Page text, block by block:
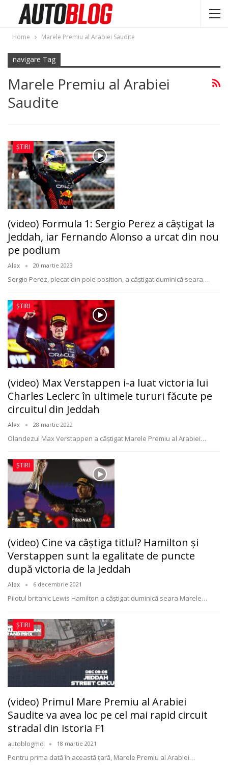
Home Marele Premiu al Arabiei Saudite
navigare Tag
Marele Premiu al Arabiei
Saudite
ȘTIRI
(video) Formula 1: Sergio Perez a câştigat la
Jeddah, iar Fernando Alonso a urcat din nou
pe podium
Alex 20 martie 2023
Sergio Perez, plecat din pole position, a câştigat duminică seara…
ȘTIRI
(video) Max Verstappen i-a luat victoria lui
Charles Leclerc în ultimele tururi făcute pe
circuitul din Jeddah
Alex 28 martie 2022
Olandezul Max Verstappen a câştigat Marele Premiu al Arabiei…
ȘTIRI
(video) Cine va câştiga titlul? Hamilton şi
Verstappen sunt la egalitate de puncte
după victoria de la Jeddah
Alex 6 decembrie 2021
Pilotul britanic Lewis Hamilton a câştigat duminică seara Marele…
ȘTIRI
(video) Primul Mare Premiu al Arabiei
Saudite va avea loc pe cel mai rapid circuit
stradal din istoria F1
autoblogmd 18 martie 2021
Pentru prima dată în această ţară, Marele Premiu al Arabiei…